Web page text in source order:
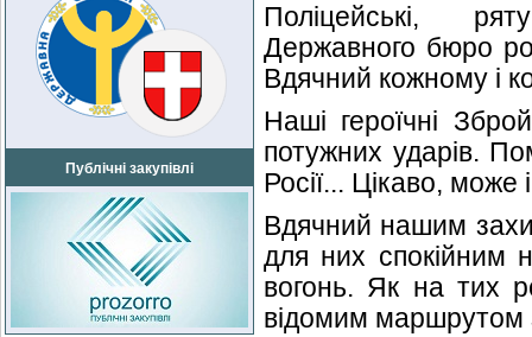
Публічні закупівлі
Поліцейські,
Державного бюро
Вдячний кожному і
Наші героїчні
потужних ударів.
Росії... Цікаво, може
Вдячний нашим
для них спокійним
вогонь. Як на тих
відомим маршрутом